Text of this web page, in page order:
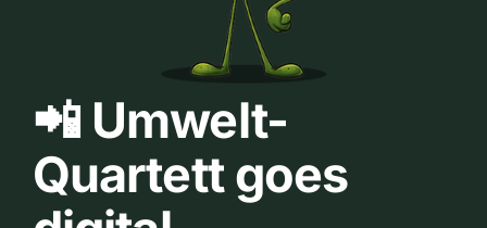
📲 Umwelt-
Quartett goes